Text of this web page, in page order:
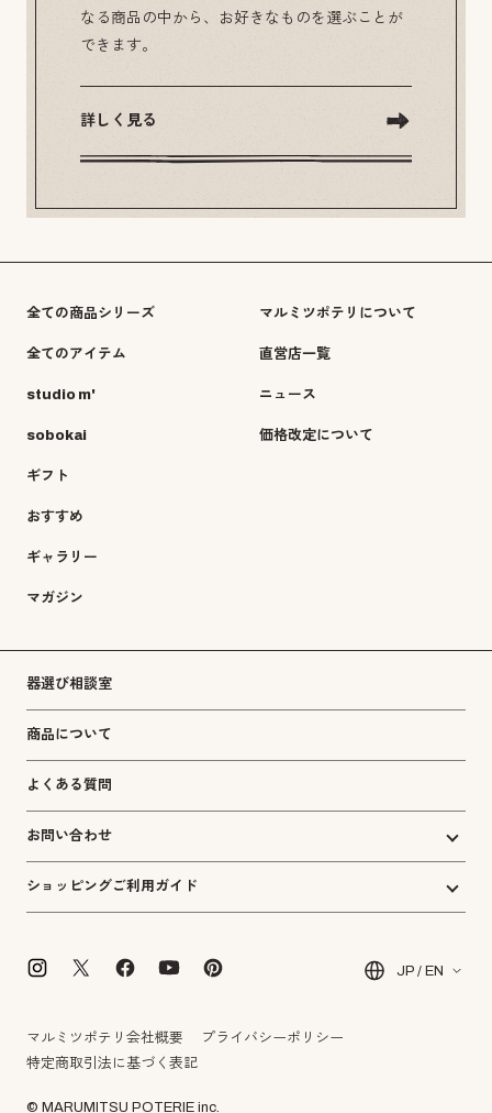
なる商品の中から、お好きなものを選ぶことが
できます。
詳しく見る
全ての商品シリーズ
全てのアイテム
studio m'
sobokai
ギフト
おすすめ
ギャラリー
マガジン
マルミツポテリについて
直営店一覧
ニュース
価格改定について
器選び相談室
商品について
よくある質問
お問い合わせ
ショッピングご利用ガイド
JP / EN
マルミツポテリ会社概要
プライバシーポリシー
特定商取引法に基づく表記
© MARUMITSU POTERIE inc.